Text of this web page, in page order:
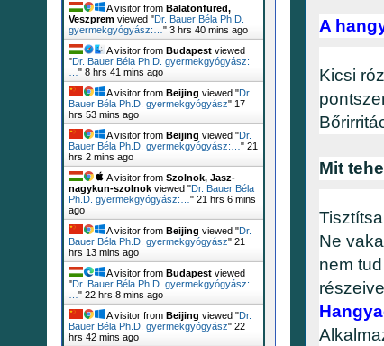
A
Kicsi
Mit
Ne
nem
A visitor from Balatonfured,
Veszprem viewed "Dr. Bauer Béla Ph.D.
gyermekgyógyász:… " 3 hrs 40 mins ago
A visitor from Budapest viewed
"Dr. Bauer Béla Ph.D. gyermekgyógyász:
" 8 hrs 41 mins ago
A visitor from Beijing viewed "Dr.
Bauer Béla Ph.D. gyermekgyógyász" 17
hrs 53 mins ago
A visitor from Beijing viewed "Dr.
Bauer Béla Ph.D. gyermekgyógyász:… " 21
hrs 2 mins ago
A visitor from Szolnok, Jasz-
nagykun-szolnok viewed "Dr. Bauer Béla
Ph.D. gyermekgyógyász:… " 21 hrs 6 mins
ago
A visitor from Beijing viewed "Dr.
Bauer Béla Ph.D. gyermekgyógyász" 21
hrs 13 mins ago
A visitor from Budapest viewed
"Dr. Bauer Béla Ph.D. gyermekgyógyász:
" 22 hrs 8 mins ago
A visitor from Beijing viewed "Dr.
Bauer Béla Ph.D. gyermekgyógyász" 22
hrs 42 mins ago